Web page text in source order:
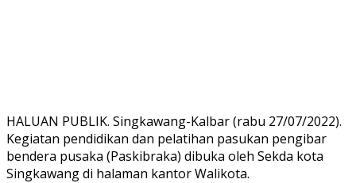
HALUAN PUBLIK. Singkawang-Kalbar (rabu 27/07/2022).
Kegiatan pendidikan dan pelatihan pasukan pengibar
bendera pusaka (Paskibraka) dibuka oleh Sekda kota
Singkawang di halaman kantor Walikota.